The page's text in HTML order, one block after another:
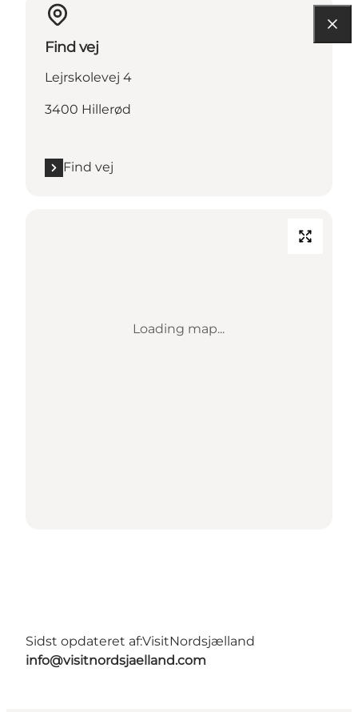
Find vej
Lejrskolevej 4
3400 Hillerød
Find vej
Loading map...
Sidst opdateret af:VisitNordsjælland
info@visitnordsjaelland.com